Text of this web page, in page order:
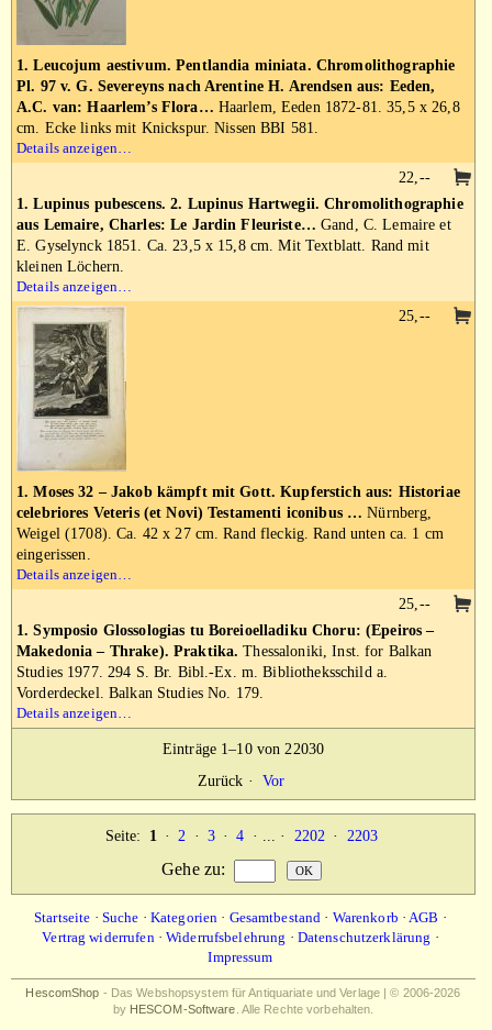
1. Leucojum aestivum. Pentlandia miniata. Chromolithographie
Pl. 97 v. G. Severeyns nach Arentine H. Arendsen aus: Eeden,
A.C. van: Haarlem’s Flora… Haarlem, Eeden 1872-81. 35,5 x 26,8
cm. Ecke links mit Knickspur. Nissen BBI 581.
Details anzeigen…
1. Lupinus pubescens. 2. Lupinus Hartwegii. Chromolithographie
aus Lemaire, Charles: Le Jardin Fleuriste… Gand, C. Lemaire et
E. Gyselynck 1851. Ca. 23,5 x 15,8 cm. Mit Textblatt. Rand mit
kleinen Löchern.
Details anzeigen…
22,--
1. Moses 32 – Jakob kämpft mit Gott. Kupferstich aus: Historiae
celebriores Veteris (et Novi) Testamenti iconibus … Nürnberg,
Weigel (1708). Ca. 42 x 27 cm. Rand fleckig. Rand unten ca. 1 cm
eingerissen.
Details anzeigen…
25,--
1. Symposio Glossologias tu Boreioelladiku Choru: (Epeiros –
Makedonia – Thrake). Praktika. Thessaloniki, Inst. for Balkan
Studies 1977. 294 S. Br. Bibl.-Ex. m. Bibliotheksschild a.
Vorderdeckel. Balkan Studies No. 179.
Details anzeigen…
25,--
Einträge 1–10 von 22030
Zurück · Vor
Seite: 1 · 2 · 3 · 4 · ... · 2202 · 2203
Gehe zu:
Startseite · Suche · Kategorien · Gesamtbestand · Warenkorb ·AGB ·
Vertrag widerrufen·Widerrufsbelehrung · Datenschutzerklärung ·
Impressum
HescomShop - Das Webshopsystem für Antiquariate und Verlage | © 2006-2026
by HESCOM-Software . Alle Rechte vorbehalten.